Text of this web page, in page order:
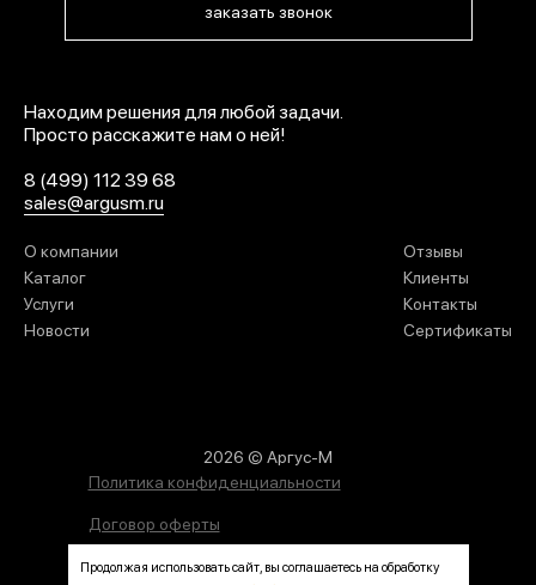
заказать звонок
Находим решения для любой задачи.
Просто расскажите нам о ней!
8 (499) 112 39 68
sales@argusm.ru
О компании
Каталог
Услуги
Новости
Отзывы
Клиенты
Контакты
Сертификаты
2026 © Аргус-М
Политика конфиденциальности
Договор оферты
Согласие на обработку персональных данных
Продолжая использовать сайт, вы соглашаетесь на обработку